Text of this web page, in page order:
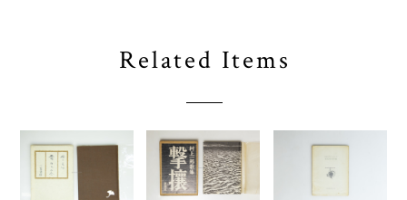
Related Items